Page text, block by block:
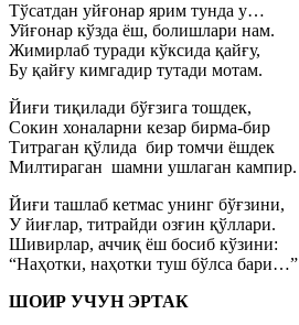
Тўсатдан уйғонар ярим тунда у…
Уйғонар кўзда ёш, болишлари нам.
Жимирлаб туради кўксида қайғу,
Бу қайғу кимгадир тутади мотам.
Йиғи тиқилади бўғзига тошдек,
Сокин хоналарни кезар бирма-бир
Титраган қўлида бир томчи ёшдек
Милтираган шамни ушлаган кампир.
Йиғи ташлаб кетмас унинг бўғзини,
У йиғлар, титрайди озғин қўллари.
Шивирлар, аччиқ ёш босиб кўзини:
“Наҳотки, наҳотки туш бўлса бари…”
ШОИР УЧУН ЭРТАК